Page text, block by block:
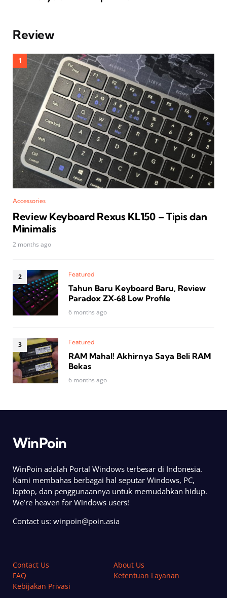
Review
Accessories
Review Keyboard Rexus KL150 – Tipis dan
Minimalis
2 months ago
Featured
Tahun Baru Keyboard Baru, Review
Paradox ZX‑68 Low Profile
6 months ago
Featured
RAM Mahal! Akhirnya Saya Beli RAM
Bekas
6 months ago
WinPoin
WinPoin adalah Portal Windows terbesar di Indonesia.
Kami membahas berbagai hal seputar Windows, PC,
laptop, dan penggunaannya untuk memudahkan hidup.
We’re heaven for Windows users!
Contact us: winpoin@poin.asia
Contact Us
About Us
FAQ
Ketentuan Layanan
Kebijakan Privasi